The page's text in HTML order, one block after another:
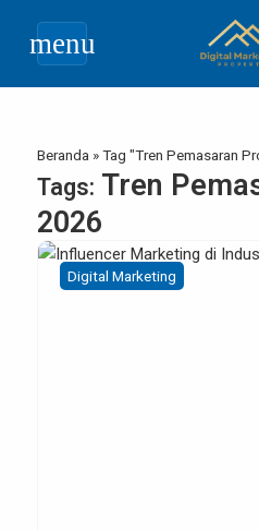
menu
Beranda »Tag "Tren Pemasaran
Tags: Tren
2026
Digital Marketing